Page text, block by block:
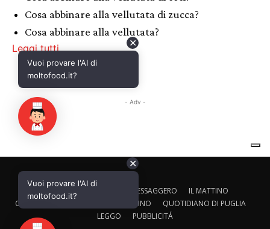
CALTAGIRONE EDITORE IL MESSAGGERO
IL MATTINO
CORRIERE ADRIATICO
IL GAZZETTINO
QUOTIDIANO DI PUGLIA
LEGGO
PUBBLICITÁ
✕
Vuoi provare l'AI di
moltofood.it?